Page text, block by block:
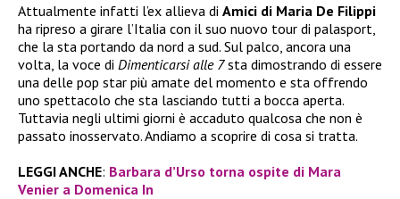
Attualmente infatti l’ex allieva di Amici di Maria De Filippi
ha ripreso a girare l’Italia con il suo nuovo tour di palasport,
che la sta portando da nord a sud. Sul palco, ancora una
volta, la voce di Dimenticarsi alle 7sta dimostrando di essere
una delle pop star più amate del momento e sta offrendo
uno spettacolo che sta lasciando tutti a bocca aperta.
Tuttavia negli ultimi giorni è accaduto qualcosa che non è
passato inosservato. Andiamo a scoprire di cosa si tratta.
LEGGI ANCHE: Barbara d’Urso torna ospite di Mara
Venier a Domenica In